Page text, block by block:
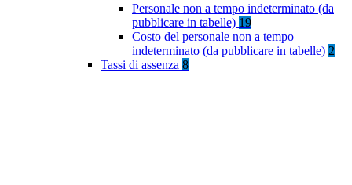
Personale non a tempo indeterminato (da
pubblicare in tabelle) 19
Costo del personale non a tempo
indeterminato (da pubblicare in tabelle) 2
Tassi di assenza 8